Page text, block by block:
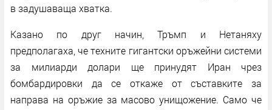
в задушаваща хватка.
Казано по друг начин, Тръмп и Нетаняху
предполагаха, че техните гигантски оръжейни системи
за милиарди долари ще принудят Иран чрез
бомбардировки да се откаже от съставките за
направа на оръжие за масово унищожение. Само че